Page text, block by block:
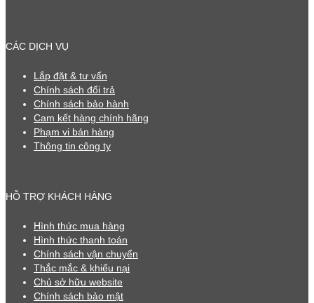
CÁC DỊCH VỤ
Lắp đặt & tư vấn
Chính sách đổi trả
Chính sách bảo hành
Cam kết hàng chính hãng
Phạm vi bán hàng
Thông tin công ty
HỖ TRỢ KHÁCH HÀNG
Hình thức mua hàng
Hình thức thanh toán
Chính sách vận chuyển
Thắc mắc & khiếu nại
Chủ sở hữu website
Chính sách bảo mật